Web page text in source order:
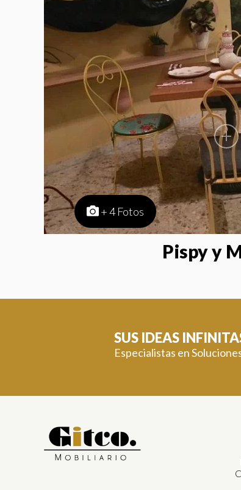
+ 4 Fotos
Pispy y
SUS IDEAS
Especialistas en